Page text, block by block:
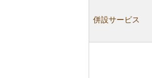
併設サービス